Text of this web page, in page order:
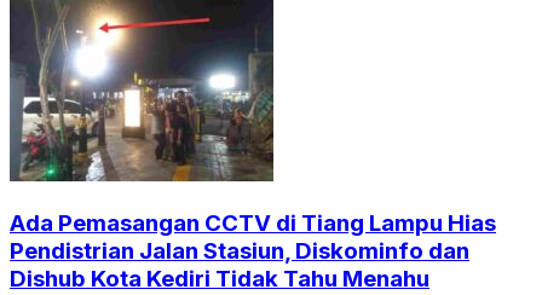
Ada Pemasangan CCTV di Tiang Lampu Hias
Pendistrian Jalan Stasiun, Diskominfo dan
Dishub Kota Kediri Tidak Tahu Menahu